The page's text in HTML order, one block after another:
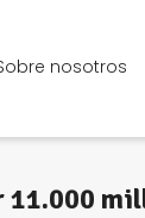
nosotros
11.000